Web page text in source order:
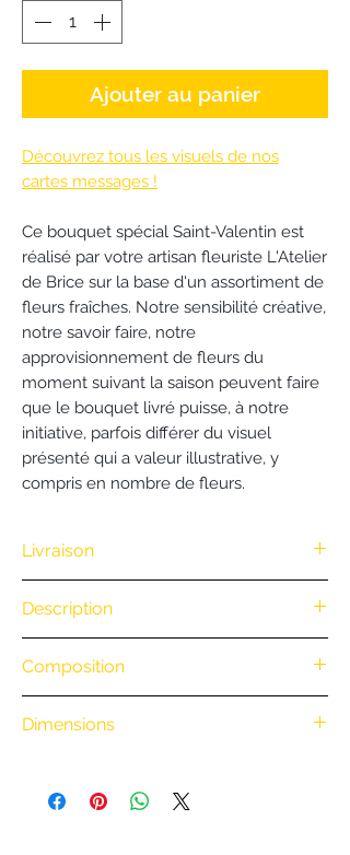
Ajouter au panier
Découvrez tous les visuels de nos
cartes messages !
Ce bouquet spécial Saint-Valentin est
réalisé par votre artisan fleuriste L'Atelier
de Brice sur la base d'un assortiment de
fleurs fraîches. Notre sensibilité créative,
notre savoir faire, notre
approvisionnement de fleurs du
moment suivant la saison peuvent faire
que le bouquet livré puisse, à notre
initiative, parfois différer du visuel
présenté qui a valeur illustrative, y
compris en nombre de fleurs.
Livraison
Tarifs des livraisons
Nous vous offrons la livraison dès
100€ d'achat. (Exclusivité Web non
valable pour une commande par
téléphone)
Description
Composition
Dimensions